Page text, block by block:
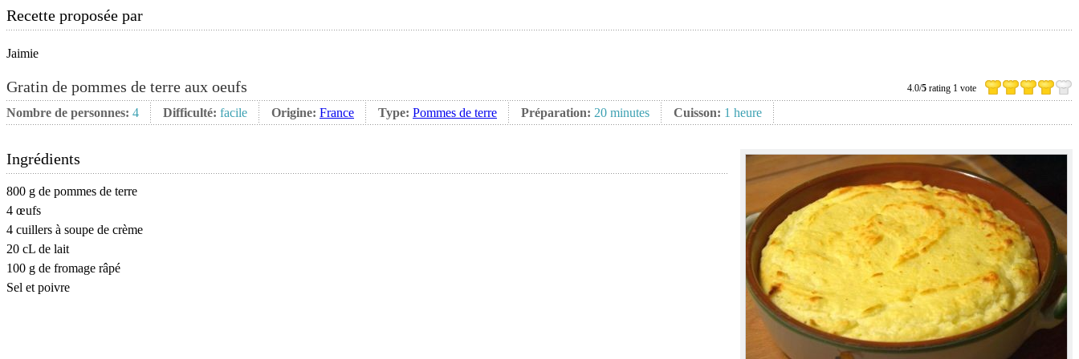
Recette proposée par
Jaimie
Gratin de pommes de terre aux oeufs 4.0/5 rating 1 vote
Nombre de personnes: 4 Difficulté: facile Origine: France Type: Pommes de terre Préparation: 20 minutes Cuisson: 1 heure
Ingrédients
800 g de pommes de terre
4 œufs
4 cuillers à soupe de crème
20 cL de lait
100 g de fromage râpé
Sel et poivre